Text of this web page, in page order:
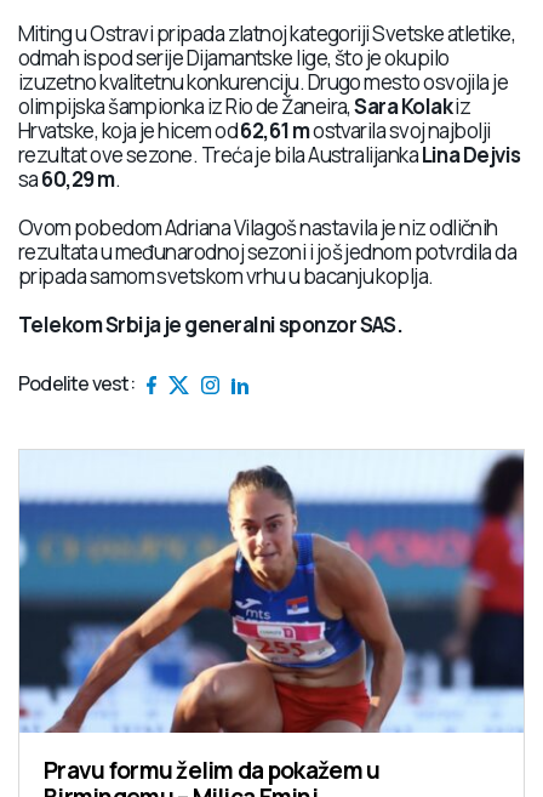
Miting u Ostravi pripada zlatnoj kategoriji Svetske atletike,
odmah ispod serije Dijamantske lige, što je okupilo
izuzetno kvalitetnu konkurenciju. Drugo mesto osvojila je
olimpijska šampionka iz Rio de Žaneira,Sara Kolakiz
Hrvatske, koja je hicem od62,61 mostvarila svoj najbolji
rezultat ove sezone. Treća je bila AustralijankaLina Dejvis
sa60,29 m.
Ovom pobedom Adriana Vilagoš nastavila je niz odličnih
rezultata u međunarodnoj sezoni i još jednom potvrdila da
pripada samom svetskom vrhu u bacanju koplja.
Telekom Srbija je generalni sponzor SAS.
Podelite vest:
Pravu formu želim da pokažem u